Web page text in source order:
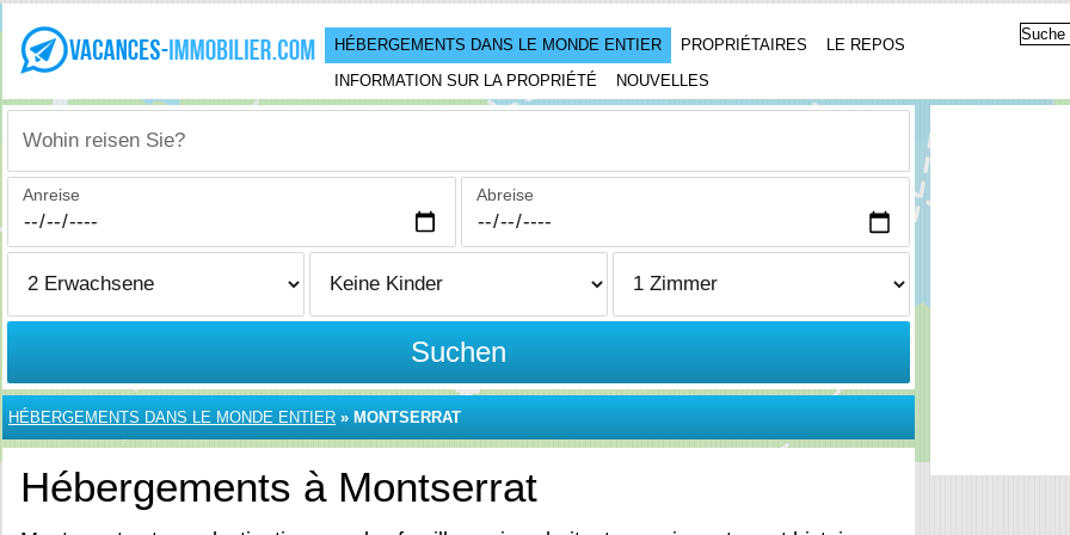
HÉBERGEMENTS DANS LE MONDE ENTIER PROPRIÉTAIRES
LE REPOS
INFORMATION SUR LA PROPRIÉTÉ
NOUVELLES
Wohin reisen Sie?
Anreise Abreise
Suchen
HÉBERGEMENTS DANS LE MONDE ENTIER » MONTSERRAT
Hébergements à Montserrat